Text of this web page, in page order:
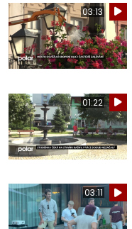
03:13
01:22
03:11